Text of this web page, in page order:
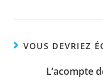
VOUS DEVRIEZ
L’acompte